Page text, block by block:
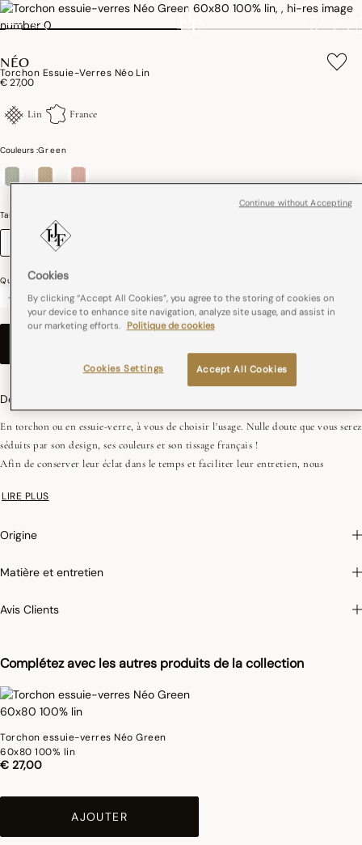
NÉO
Torchon Essuie-Verres Néo Lin
€ 27,00
Lin France
Couleurs :Green
Taille (cm)
60 x 80
Quantité
-
+
Complétez avec les autres produits de la collection
Torchon essuie-verres Néo Green
60x80 100% lin
€ 27,00
AJOUTER
Description
En torchon ou en essuie-verre, à vous de choisir l'usage. Nulle doute que vous serez
séduits par son design, ses couleurs et son tissage français !
Afin de conserver leur éclat dans le temps et faciliter leur entretien, nous
l’absorption des liquides. Lorsque vous renversez un liquide sur un set de table
que le tissu ne soit pas taché. Ce film protecteur, invisible à l’œil et au toucher, a
repassage.
Photographies :
les photographies sont les plus fidèles possibles mais ne peuvent
LIRE PLUS
Origine
Matière et entretien
Avis Clients
Cookies
By clicking “Accept All Cookies”, you agree to the storing of cookies on
your device to enhance site navigation, analyze site usage, and assist in
our marketing efforts. Politique de cookies
Accept All Cookies
Cookies Settings
Continue without Accepting